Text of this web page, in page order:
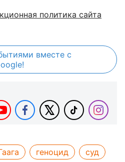
политика сайта
вместе с
геноцид суд